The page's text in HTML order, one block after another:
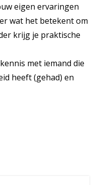
eigen ervaringen
wat het betekent om
krijg je praktische
met iemand die
heeft (gehad) en